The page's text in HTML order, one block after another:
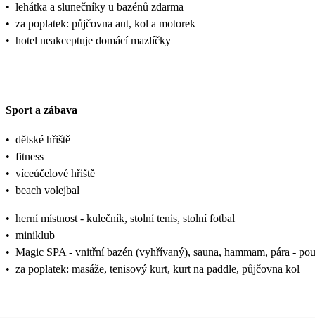
• lehátka a slunečníky u bazénů zdarma
• za poplatek: půjčovna aut, kol a motorek
• hotel neakceptuje domácí mazlíčky
Sport a zábava
• dětské hřiště
• fitness
• víceúčelové hřiště
• beach volejbal
• herní místnost - kulečník, stolní tenis, stolní fotbal
• miniklub
• Magic SPA - vnitřní bazén (vyhřívaný), sauna, hammam, pára -
• za poplatek: masáže, tenisový kurt, kurt na paddle, půjčovna kol